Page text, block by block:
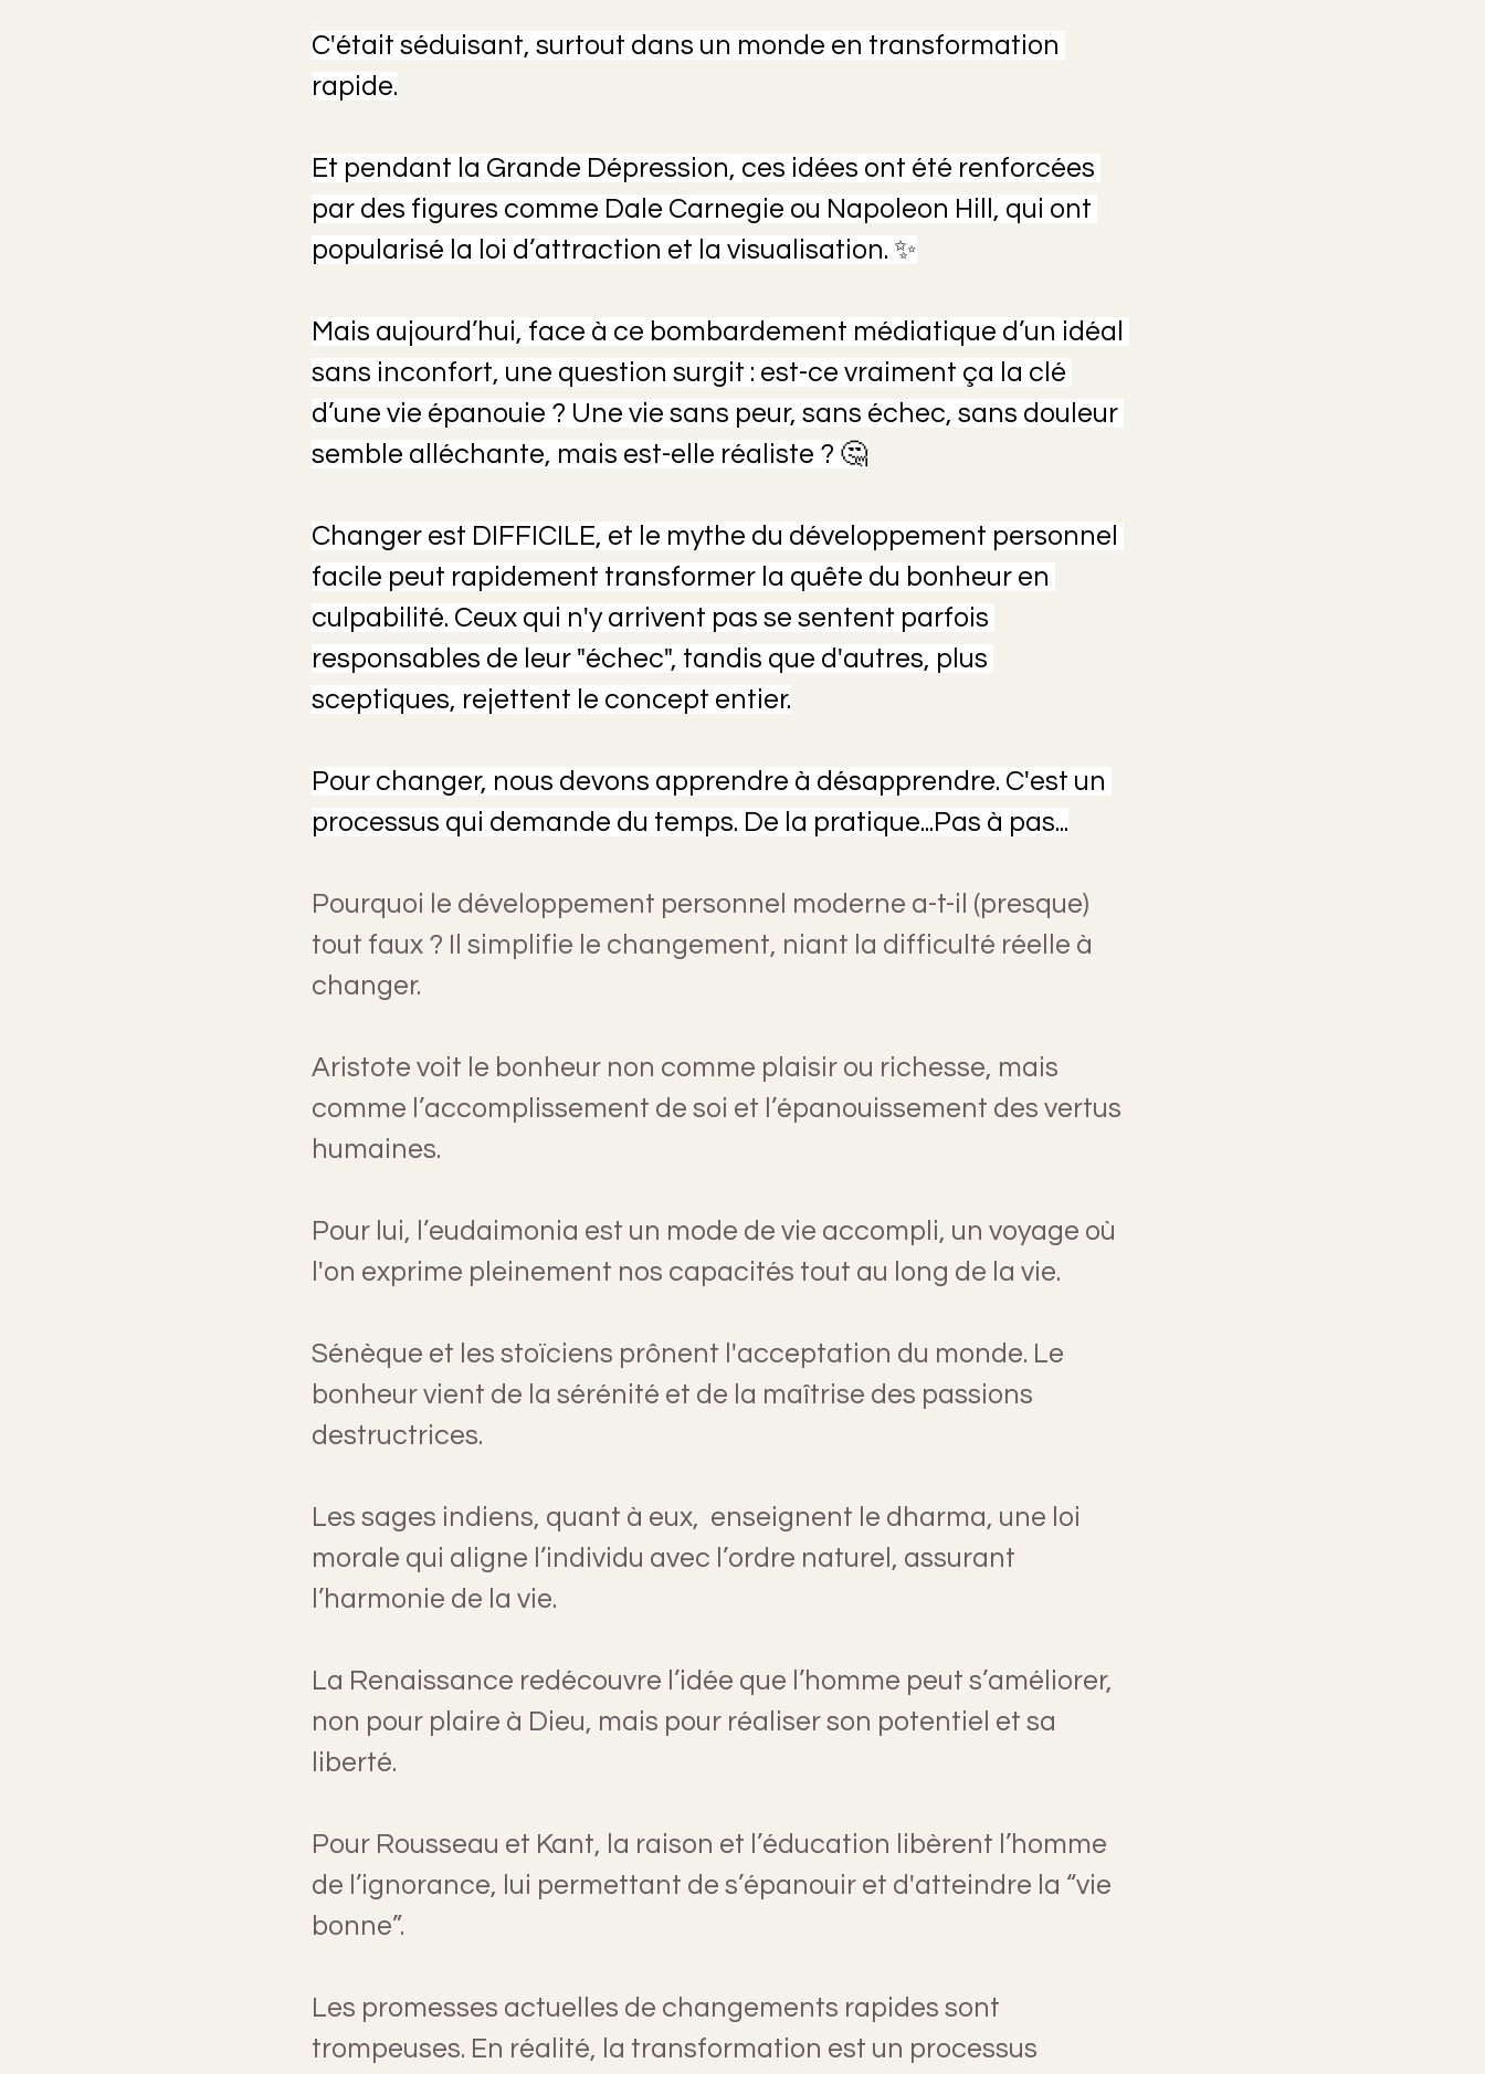
C'était séduisant, surtout dans un monde en transformation
rapide.
Et pendant la Grande Dépression, ces idées ont été renforcées
par des figures comme Dale Carnegie ou Napoleon Hill, qui ont
popularisé la loi d’attraction et la visualisation. ✨
Mais aujourd’hui, face à ce bombardement médiatique d’un idéal
sans inconfort, une question surgit : est-ce vraiment ça la clé
d’une vie épanouie ? Une vie sans peur, sans échec, sans douleur
semble alléchante, mais est-elle réaliste ? 🤔
Changer est DIFFICILE, et le mythe du développement personnel
facile peut rapidement transformer la quête du bonheur en
culpabilité. Ceux qui n'y arrivent pas se sentent parfois
responsables de leur "échec", tandis que d'autres, plus
sceptiques, rejettent le concept entier.
Pour changer, nous devons apprendre à désapprendre. C'est un
processus qui demande du temps. De la pratique...Pas à pas...
Pourquoi le développement personnel moderne a-t-il (presque)
tout faux ? Il simplifie le changement, niant la difficulté réelle à
changer.
Aristote voit le bonheur non comme plaisir ou richesse, mais
comme l’accomplissement de soi et l’épanouissement des vertus
humaines.
Pour lui, l’eudaimonia est un mode de vie accompli, un voyage où
l'on exprime pleinement nos capacités tout au long de la vie.
Sénèque et les stoïciens prônent l'acceptation du monde. Le
bonheur vient de la sérénité et de la maîtrise des passions
destructrices.
Les sages indiens, quant à eux,  enseignent le dharma, une loi
morale qui aligne l’individu avec l’ordre naturel, assurant
l’harmonie de la vie.
La Renaissance redécouvre l’idée que l’homme peut s’améliorer,
non pour plaire à Dieu, mais pour réaliser son potentiel et sa
liberté.
Pour Rousseau et Kant, la raison et l’éducation libèrent l’homme
de l’ignorance, lui permettant de s’épanouir et d'atteindre la “vie
bonne”.
Les promesses actuelles de changements rapides sont
trompeuses. En réalité, la transformation est un processus